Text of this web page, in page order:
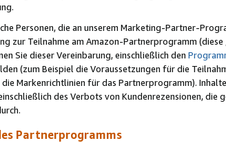
Personen, die an unserem Marketing-Partner-
zur Teilnahme am Amazon-Partnerprogramm (diese
Sie dieser Vereinbarung, einschließlich den
(zum Beispiel die Voraussetzungen für die
Markenrichtlinien für das Partnerprogramm).
des Verbots von Kundenrezensionen,
Partnerprogramms